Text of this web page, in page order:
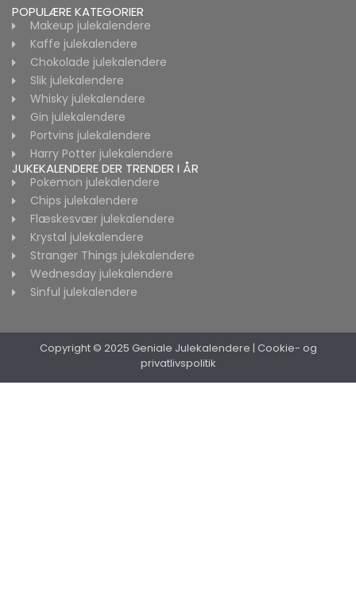
POPULÆRE KATEGORIER
Makeup julekalendere
Kaffe julekalendere
Chokolade julekalendere
Slik julekalendere
Whisky julekalendere
Gin julekalendere
Portvins julekalendere
Harry Potter julekalendere
JUKEKALENDERE DER TRENDER I ÅR
Pokemon julekalendere
Chips julekalendere
Flæskesvær julekalendere
Krystal julekalendere
Stranger Things julekalendere
Wednesday julekalendere
Sinful julekalendere
Copyright © 2025 Geniale Julekalendere | Cookie- og
privatlivspolitik